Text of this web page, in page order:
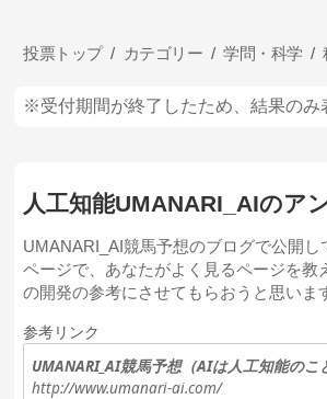
投票トップ カテゴリー 学問・科学
※受付期間が終了したため、結果のみ
人工知能UMANARI_AIのア
UMANARI_AI競馬予想のブログで公開し
ページで、あなたがよく見るページを教
の開発の参考にさせてもらおうと思いま
参考リンク
UMANARI_AI競馬予想（AIは人工知能のこ
http://www.umanari-ai.com/